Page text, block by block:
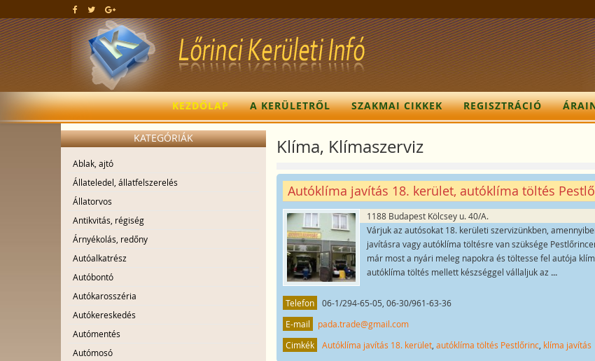
KEZDŐLAP A KERÜLETRŐL SZAKMAI CIKKEK REGISZTRÁCIÓ
KATEGÓRIÁK
Ablak, ajtó
Állateledel, állatfelszerelés
Állatorvos
Antikvitás, régiség
Árnyékolás, redőny
Autóalkatrész
Autóbontó
Autókarosszéria
Autókereskedés
Autómentés
Autómosó
Klíma, Klímaszerviz
Autóklíma javítás 18. kerület, autóklíma töltés
1188 Budapest Kölcsey u. 40/A.
Várjuk az autósokat 18. kerületi szervizünkben,
javításra vagy autóklíma töltésre van szüksége
már most a nyári meleg napokra és töltesse fel autója
autóklíma töltés mellett készséggel vállaljuk az ...
Telefon
06-1/294-65-05, 06-30/961-63-36
E-mail
pada.trade@gmail.com
Cimkék
Autóklíma javítás 18. kerület ,autóklíma töltés Pestlőrinc klíma javítás